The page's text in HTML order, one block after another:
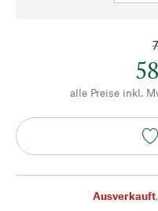
alle Preise inkl.
Ausverkauft,